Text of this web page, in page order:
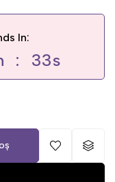
In:
32s